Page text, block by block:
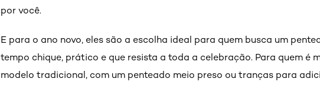
por você.
E para o ano novo, eles são a escolha ideal para quem busca um
tempo chique, prático e que resista a toda a celebração. Para quem é
modelo tradicional, com um penteado meio preso ou tranças para